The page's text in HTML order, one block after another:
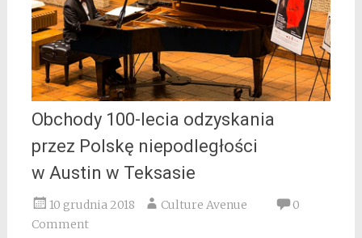
Obchody 100-lecia odzyskania
przez Polskę niepodległości
w Austin w Teksasie
10 grudnia 2018 Culture Avenue
0
Comment